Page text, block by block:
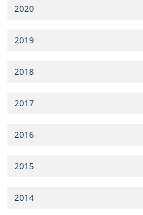
2020
2019
2018
2017
2016
2015
2014